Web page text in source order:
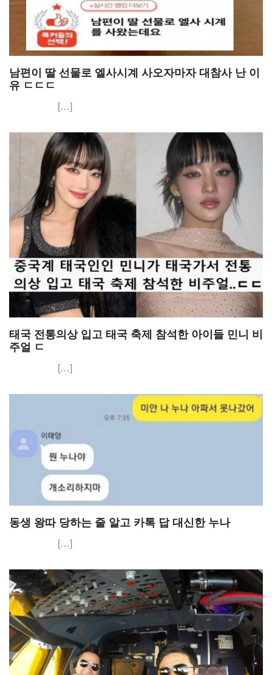
남편이 딸 선물로 엘사시계 사오자마자 대참사 난 이
유 ㄷㄷㄷ
[…]
태국 전통의상 입고 태국 축제 참석한 아이들 민니 비
주얼 ㄷ
[…]
동생 왕따 당하는 줄 알고 카톡 답 대신한 누나
[…]